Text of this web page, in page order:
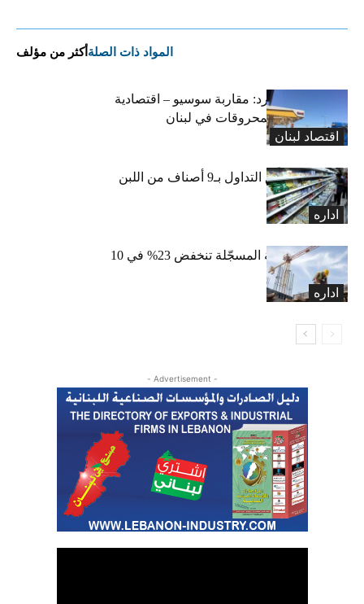
المواد ذات الصلة أكثر من مؤلف
اقتصاد لبنان
التضخم المستورد: مقاربة سوسيو – اقتصادية
لارتفاع أسعار المحروقات في لبنان
اداره
«الاقتصاد» تعلّق التداول بـ9 أصناف من اللبن
واللبنة
اداره
الرخص العقارية المسجّلة تنخفض 23% في 10
أشهر
- Advertisement -